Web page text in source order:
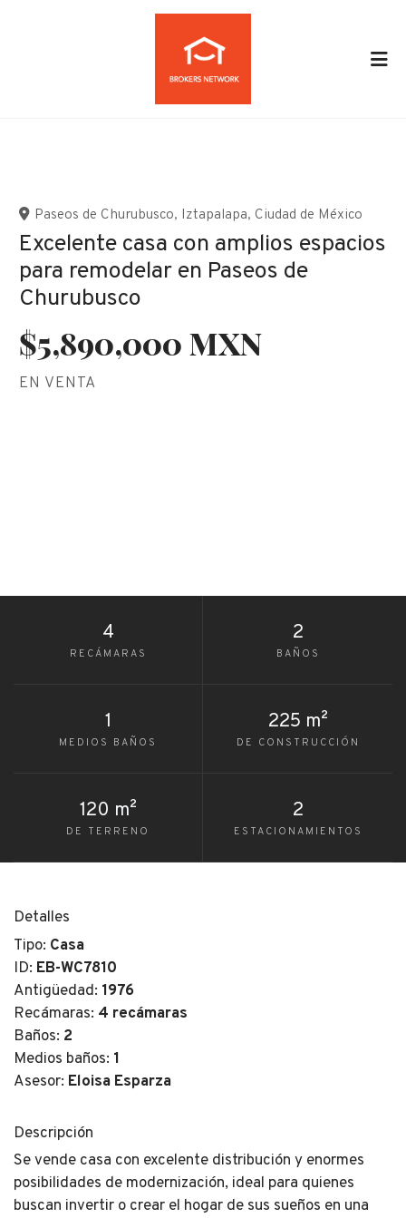
Excelente casa con amplios espacios
para remodelar en Paseos de
Churubusco
Paseos de Churubusco, Iztapalapa, Ciudad de México
$5,890,000 MXN
EN VENTA
4
RECÁMARAS
2
BAÑOS
1
MEDIOS BAÑOS
225 m²
DE CONSTRUCCIÓN
120 m²
DE TERRENO
2
ESTACIONAMIENTOS
Detalles
Tipo: Casa
ID: EB-WC7810
Antigüedad: 1976
Recámaras: 4 recámaras
Baños: 2
Medios baños: 1
Asesor: Eloisa Esparza
Descripción
Se vende casa con excelente distribución y enormes
posibilidades de modernización, ideal para quienes
buscan invertir o crear el hogar de sus sueños en una